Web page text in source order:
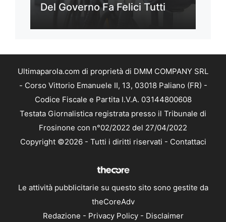
Del Governo Fa Felici Tutti
Ultimaparola.com di proprietà di DMM COMPANY SRL
- Corso Vittorio Emanuele II, 13, 03018 Paliano (FR) -
Codice Fiscale e Partita I.V.A. 03144800608
Testata Giornalistica registrata presso il Tribunale di
Frosinone con n°02/2022 del 27/04/2022
Copyright ©2026 - Tutti i diritti riservati - Contattaci
Le attività pubblicitarie su questo sito sono gestite da
theCoreAdv
Redazione - Privacy Policy- Disclaimer